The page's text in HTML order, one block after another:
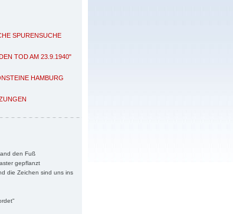
SPURENSUCHE
TOD AM 23.9.1940"
HAMBURG
den Fuß
gepflanzt
die Zeichen sind uns ins